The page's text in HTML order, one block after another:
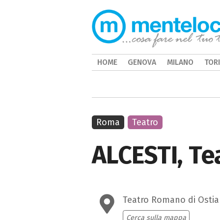
ALCESTI,
Teatro Romano di
Cerca sulla mappa
Roma Teatro
HOME GENOVA MILANO